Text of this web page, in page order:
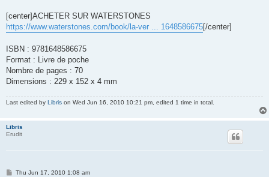
[center]ACHETER SUR WATERSTONES
https://www.waterstones.com/book/la-ver ... 1648586675[/center]
ISBN : 9781648586675
Format : Livre de poche
Nombre de pages : 70
Dimensions : 229 x 152 x 4 mm
Last edited by Libris on Wed Jun 16, 2010 10:21 pm, edited 1 time in total.
Libris
Erudit
PThu Jun 17, 2010 1:08 am